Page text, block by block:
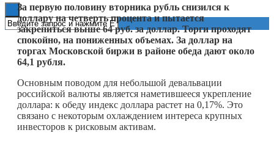
За первую половину вторника рубль снизился к
доллару на четверть процента и пытается
закрепиться выше 64 руб. за доллар. Торги проходят
спокойно, на пониженных объемах. За доллар на
торгах Московской биржи в районе обеда дают около
64,1 рубля.
Основным поводом для небольшой девальвации
российской валюты является наметившееся укрепление
доллара: к обеду индекс доллара растет на 0,17%. Это
связано с некоторым охлаждением интереса крупных
инвесторов к рисковым активам.